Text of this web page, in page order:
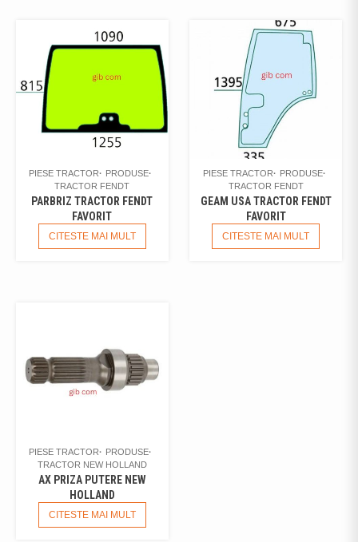
PIESE TRACTOR
PRODUSE
TRACTOR FENDT
PARBRIZ TRACTOR FENDT
FAVORIT
CITESTE MAI MULT
PIESE TRACTOR
PRODUSE
TRACTOR FENDT
GEAM USA TRACTOR FENDT
FAVORIT
CITESTE MAI MULT
PIESE TRACTOR
PRODUSE
TRACTOR NEW HOLLAND
AX PRIZA PUTERE NEW
HOLLAND
CITESTE MAI MULT